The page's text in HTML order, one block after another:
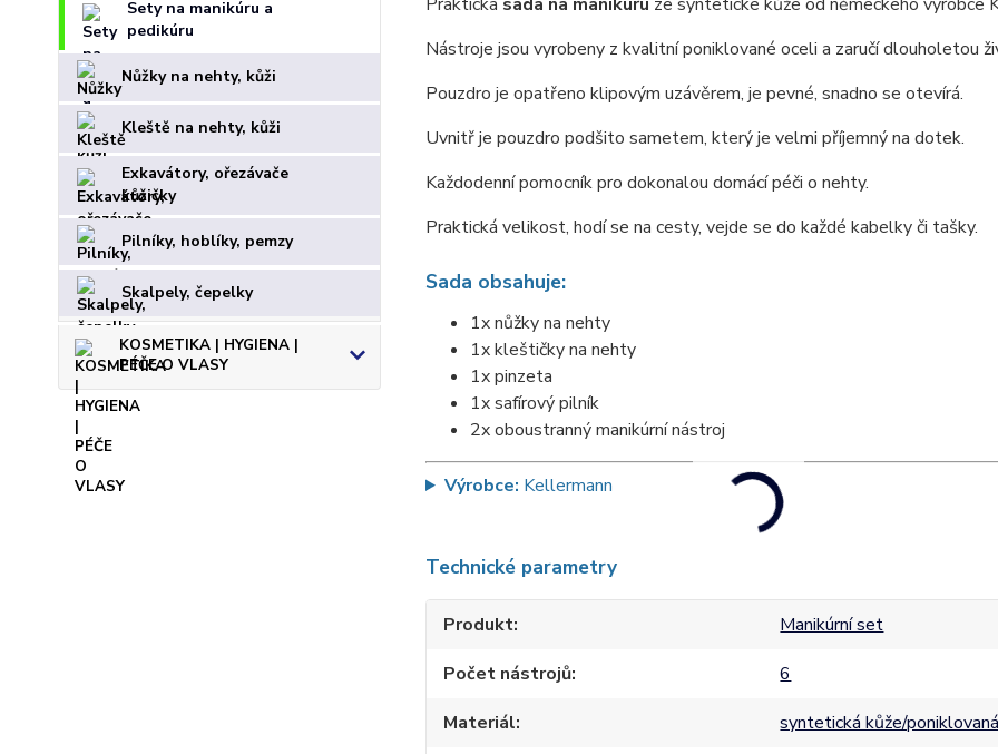
Sety na manikúru a
pedikúru
Nůžky na nehty, kůži
Kleště na nehty, kůži
Exkavátory, ořezávače
kůžičky
Pilníky, hoblíky, pemzy
Skalpely, čepelky
KOSMETIKA | HYGIENA |
PÉČE O VLASY
Nástroje jsou vyrobeny z kvalitní poniklované oceli a zaručí dlouholetou
Pouzdro je opatřeno klipovým uzávěrem, je pevné, snadno se otevírá.
Uvnitř je pouzdro podšito sametem, který je velmi příjemný na dotek.
Každodenní pomocník pro dokonalou domácí péči o nehty.
Praktická velikost, hodí se na cesty, vejde se do každé kabelky či tašky.
Sada obsahuje:
1x nůžky na nehty
1x kleštičky na nehty
1x pinzeta
1x safírový pilník
2x oboustranný manikúrní nástroj
Výrobce: Kellermann
Technické parametry
Produkt
Manikúrní set
Počet nástrojů
6
Materiál
syntetická kůže/